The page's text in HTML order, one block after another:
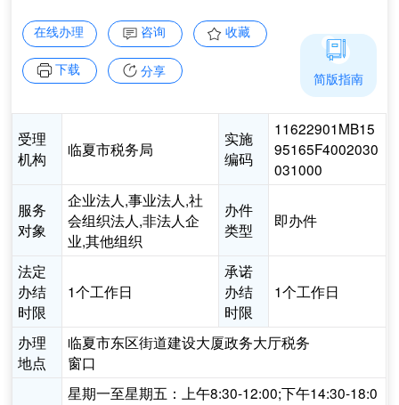
在线办理 咨询 收藏
下载 分享
受理
机构
临夏市税务局
实施
编码
11622901MB15
95165F4002030
031000
服务
对象
企业法人,事业法人,社
会组织法人,非法人企
业,其他组织
办件
类型
即办件
法定
办结
时限
1个工作日
承诺
办结
时限
1个工作日
办理
地点
临夏市东区街道建设大厦政务大厅税务
窗口
星期一至星期五：上午8:30-12:00;下午14:30-18:0
简版指南